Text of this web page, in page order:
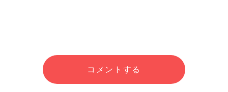
コメントする